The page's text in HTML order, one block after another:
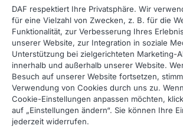
© 2026 DAF
Rechtlicher
DAF respektiert Ihre Privatsphäre. Wir
für eine Vielzahl von Zwecken, z. B. für die
Funktionalität, zur Verbesserung Ihres
unserer Website, zur Integration in soziale
Unterstützung bei zielgerichteten Marketing-
innerhalb und außerhalb unserer Website.
Besuch auf unserer Website fortsetzen,
Verwendung von Cookies durch uns zu.
Cookie-Einstellungen anpassen möchten,
auf „Einstellungen ändern“. Sie können Ihre
jederzeit widerrufen.